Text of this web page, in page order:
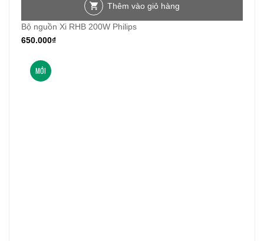
Thêm vào giỏ hàng
Bộ nguồn Xi RHB 200W Philips
650.000₫
MỚI